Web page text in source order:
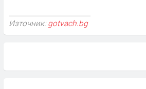
Източник: gotvach.bg